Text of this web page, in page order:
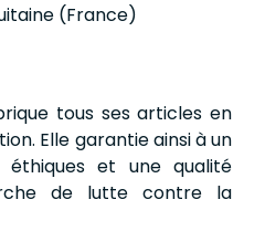
(France)
tous ses articles en
Elle garantie ainsi à un
et une qualité
de lutte contre la